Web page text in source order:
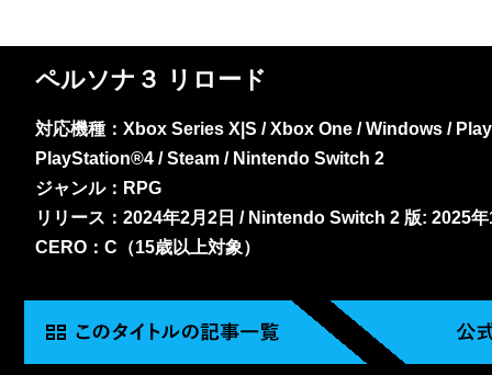
ペルソナ３ リロード
対応機種：Xbox Series X|S / Xbox One / Windows /
PlayStation®4 / Steam / Nintendo Switch 2
ジャンル：RPG
リリース：2024年2月2日 / Nintendo Switch 2 版: 2025
CERO：C（15歳以上対象）